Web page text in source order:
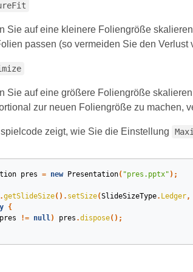
Sie auf eine kleinere Foliengröße
passen (so vermeiden Sie den
Sie auf eine größere Foliengröße
zur neuen Foliengröße zu machen,
zeigt, wie Sie die Einstellung
pres = new Presentation( "pres.pptx" );
.getSlideSize(). setSize(SlideSizeType. Ledger,
{
pres != null) pres .dispose();